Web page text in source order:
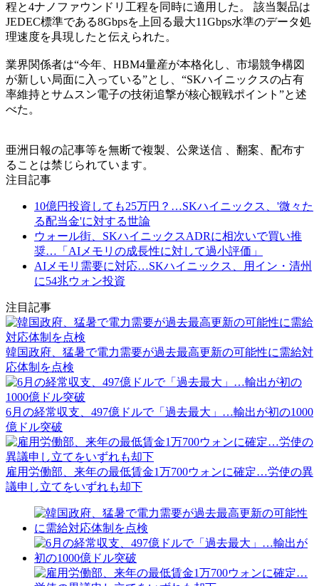
程と4ナノファウンドリ工程を同時に適用した。 該当製品は
JEDEC標準である8Gbpsを上回る最大11Gbps水準のデータ処
理速度を具現したと伝えられた。
業界関係者は“今年、HBM4量産が本格化し、市場競争構図
が新しい局面に入っている”とし、“SKハイニックスの占有
率維持とサムスン電子の技術追撃が核心観戦ポイント”と述
べた。
亜洲日報の記事等を無断で複製、公衆送信 、翻案、配布す
ることは禁じられています。
注目記事
10億円投資しても25万円？…SKハイニックス、'微々た
る配当金'に対する世論
ウォール街、SKハイニックスADRに相次いで買い推
奨…「AIメモリの成長性に対して過小評価」
AIメモリ需要に対応…SKハイニックス、用イン・清州
に54兆ウォン投資
注目記事
韓国政府、猛暑で電力需要が過去最高更新の可能性に需給対
応体制を点検
6月の経常収支、497億ドルで「過去最大」…輸出が初の1000
億ドル突破
雇用労働部、来年の最低賃金1万700ウォンに確定…労使の異
議申し立てをいずれも却下